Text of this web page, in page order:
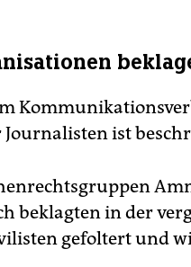
ist
beklagten in der
gefoltert und